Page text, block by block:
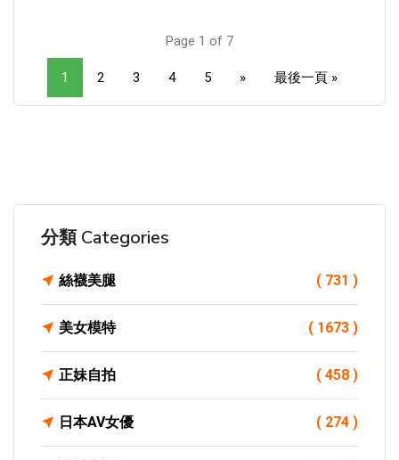
Page 1 of 7
1 2 3 4 5 » 最後一頁 »
分類 Categories
絲襪美腿 ( 731 )
美女模特 ( 1673 )
正妹自拍 ( 458 )
日本AV女優 ( 274 )